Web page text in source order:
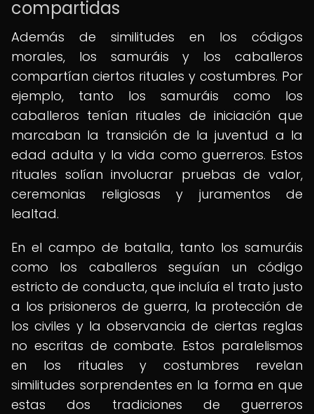
compartidas
Además de similitudes en los códigos
morales, los samuráis y los caballeros
compartían ciertos rituales y costumbres. Por
ejemplo, tanto los samuráis como los
caballeros tenían rituales de iniciación que
marcaban la transición de la juventud a la
edad adulta y la vida como guerreros. Estos
rituales solían involucrar pruebas de valor,
ceremonias religiosas y juramentos de
lealtad.
En el campo de batalla, tanto los samuráis
como los caballeros seguían un código
estricto de conducta, que incluía el trato justo
a los prisioneros de guerra, la protección de
los civiles y la observancia de ciertas reglas
no escritas de combate. Estos paralelismos
en los rituales y costumbres revelan
similitudes sorprendentes en la forma en que
estas dos tradiciones de guerreros